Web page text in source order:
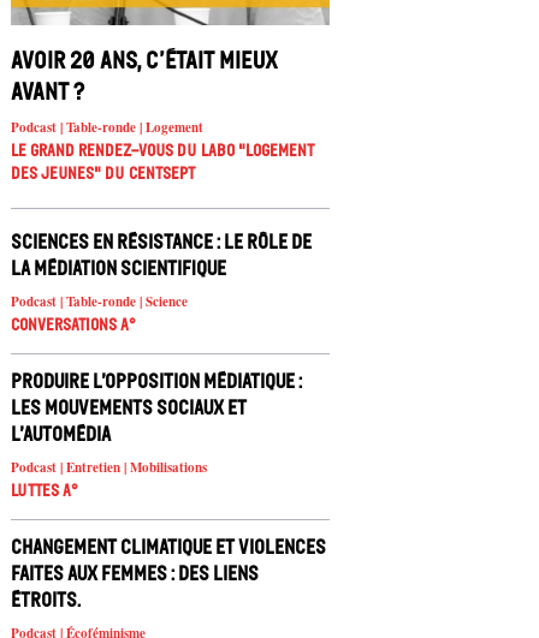
Avoir 20 ans, c’était mieux
avant ?
Podcast | Table-ronde | Logement
Le Grand Rendez-vous du Labo "Logement
des jeunes" du Centsept
Sciences en résistance : le rôle de
la médiation scientifique
Podcast | Table-ronde | Science
Conversations A°
Produire l’opposition médiatique :
les mouvements sociaux et
l’automédia
Podcast | Entretien | Mobilisations
Luttes A°
Changement climatique et violences
faites aux femmes : des liens
étroits.
Podcast | Écoféminisme